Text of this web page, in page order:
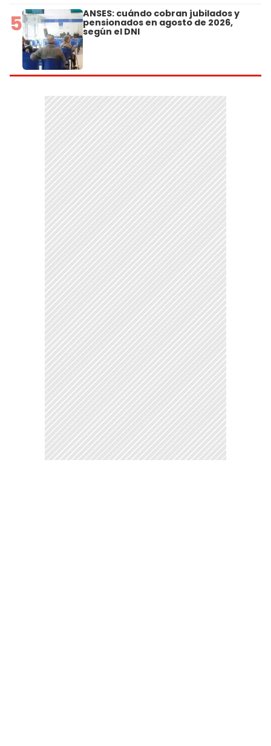
5 ANSES: cuándo cobran jubilados y
pensionados en agosto de 2026,
según el DNI